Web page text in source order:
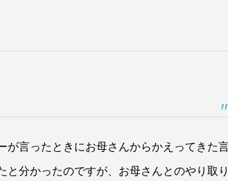
が言ったときにお母さんからかえってきた
分かったのですが、お母さんとのやり取